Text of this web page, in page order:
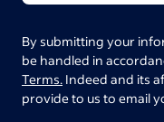
By submitting your
be handled in
Terms. Indeed and its
provide to us to email